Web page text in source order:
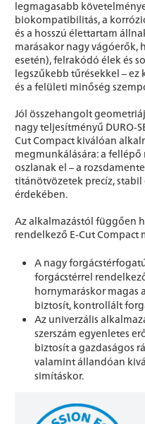
legmagasabb
biokompatibilitás, a
és a hosszú élettartam
marásakor nagy vágóerők,
esetén), felrakódó élek és
legszűkebb tűrésekkel –
és a felületi minőség
Jól összehangolt
nagy teljesítményű DURO-
Cut Compact kiválóan
megmunkálására: a
oszlanak el – a
titánötvözetek precíz,
érdekében.
Az alkalmazástól függően
rendelkező E-Cut Compact
A nagy
forgácstérrel
hornymaráskor magas
biztosít, kontrollált
Az univerzális
szerszám egyenletes
biztosít a gazdaságos
valamint állandóan
simításkor.